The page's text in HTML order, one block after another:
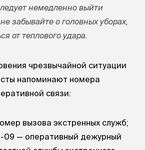
немедленно выйти
забывайте о головных уборах,
от теплового удара.
чрезвычайной ситуации
напоминают номера
связи:
вызова экстренных служб;
09 — оперативный дежурный